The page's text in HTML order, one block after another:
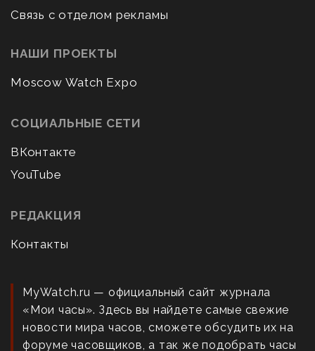
Связь с отделом рекламы
НАШИ ПРОЕКТЫ
Moscow Watch Expo
СОЦИАЛЬНЫЕ СЕТИ
ВКонтакте
YouTube
РЕДАКЦИЯ
Контакты
MyWatch.ru — официальный сайт журнала
«Мои часы». Здесь вы найдете самые свежие
новости мира часов, сможете обсудить их на
форуме часовщиков, а так же подобрать часы